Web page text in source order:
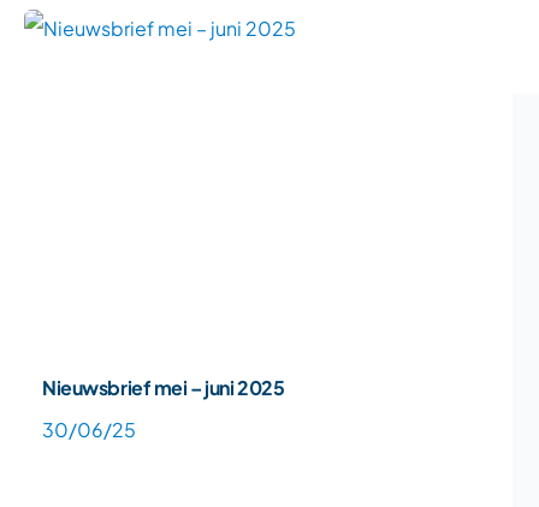
Nieuwsbrief mei – juni 2025
30/06/25